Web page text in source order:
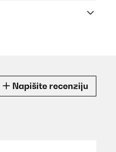
Napišite recenziju